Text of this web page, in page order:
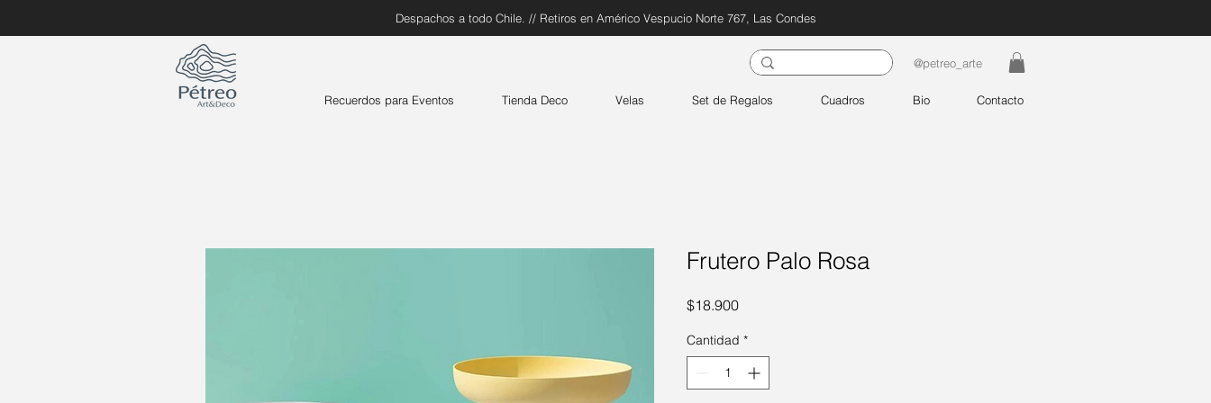
Despachos a todo Chile. // Retiros en Américo Vespucio Norte 767, Las Condes
@petreo_arte
Recuerdos para Eventos Tienda Deco Velas Set de Regalos Cuadros Bio Contacto
Frutero Palo Rosa
$18.900Precio
Cantidad *